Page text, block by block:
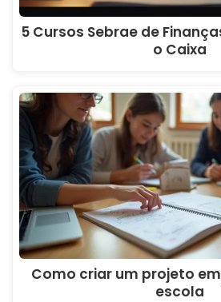
5 Cursos Sebrae de
o Caixa
Como criar um projeto
escola